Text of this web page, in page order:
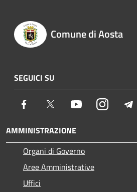
Comune di Aosta
SEGUICI SU
Facebook Twitter YoutubeInstagram
AMMINISTRAZIONE
Organi di Governo
Aree Amministrative
Uffici